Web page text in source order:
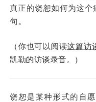
真正的饶恕如何为这
句。
（你也可以阅读这篇访
凯勒的访谈录音。）
饶恕是某种形式的自愿